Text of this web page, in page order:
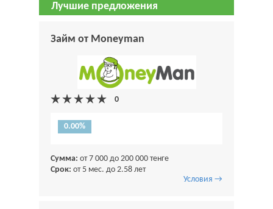
Лучшие предложения
Займ от Moneyman
0.00%
Сумма: от 7 000 до 200 000 тенге
Срок: от 5 мес. до 2.58 лет
Условия →